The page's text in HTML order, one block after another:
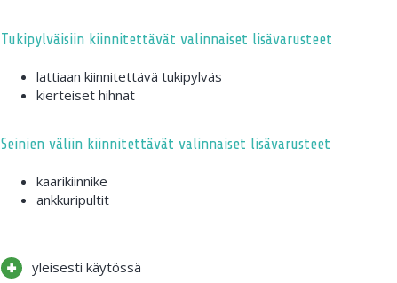
Tukipylväisiin kiinnitettävät valinnaiset lisävarusteet
lattiaan kiinnitettävä tukipylväs
kierteiset hihnat
Seinien väliin kiinnitettävät valinnaiset lisävarusteet
kaarikiinnike
ankkuripultit
yleisesti käytössä